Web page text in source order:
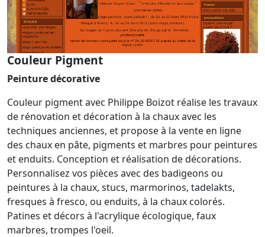
Couleur Pigment
Peinture décorative
Couleur pigment avec Philippe Boizot réalise les travaux
de rénovation et décoration à la chaux avec les
techniques anciennes, et propose à la vente en ligne
des chaux en pâte, pigments et marbres pour peintures
et enduits. Conception et réalisation de décorations.
Personnalisez vos pièces avec des badigeons ou
peintures à la chaux, stucs, marmorinos, tadelakts,
fresques à fresco, ou enduits, à la chaux colorés.
Patines et décors à l'acrylique écologique, faux
marbres, trompes l'oeil.